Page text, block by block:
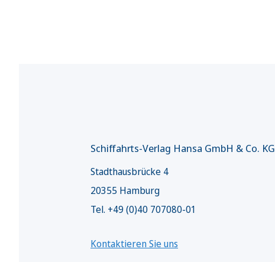
Schiffahrts-Verlag Hansa GmbH & Co. KG
Stadthausbrücke 4
20355 Hamburg
Tel. +49 (0)40 707080-01
Kontaktieren Sie uns